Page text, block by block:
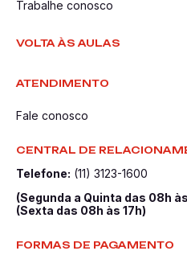
Trabalhe conosco
VOLTA ÀS AULAS
ATENDIMENTO
Fale conosco
CENTRAL DE
Telefone: (11) 3123-1600
(Segunda a Quinta das 08h
(Sexta das 08h às 17h)
FORMAS DE PAGAMENTO